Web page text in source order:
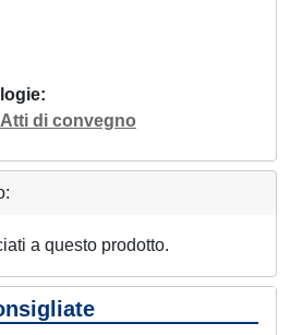
di convegno
a questo prodotto.